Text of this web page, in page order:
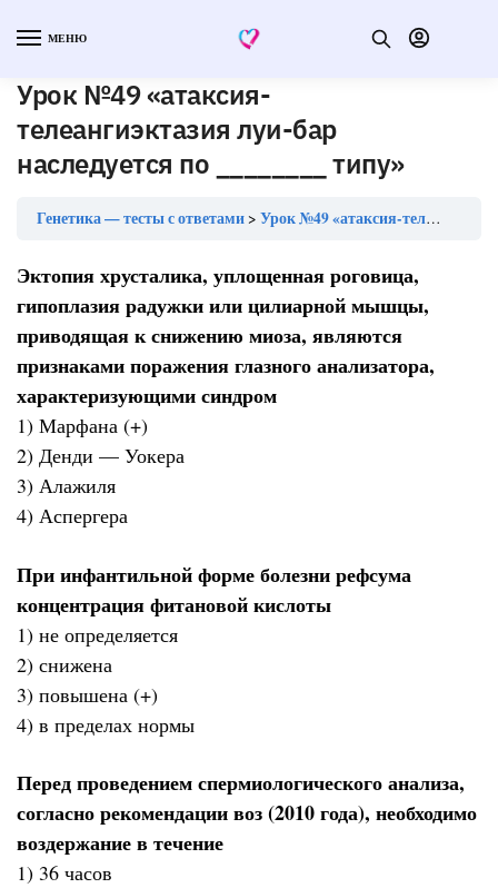
МЕНЮ
Урок №49 «атаксия-
телеангиэктазия луи-бар
наследуется по ________ типу»
Генетика — тесты с ответами Урок №49 «атаксия-телеангиэктазия луи-бар наследуется по ________ типу»
Эктопия хрусталика, уплощенная роговица,
гипоплазия радужки или цилиарной мышцы,
приводящая к снижению миоза, являются
признаками поражения глазного анализатора,
характеризующими синдром
1) Марфана (+)
2) Денди — Уокера
3) Алажиля
4) Аспергера
При инфантильной форме болезни рефсума
концентрация фитановой кислоты
1) не определяется
2) снижена
3) повышена (+)
4) в пределах нормы
Перед проведением спермиологического анализа,
согласно рекомендации воз (2010 года), необходимо
воздержание в течение
1) 36 часов